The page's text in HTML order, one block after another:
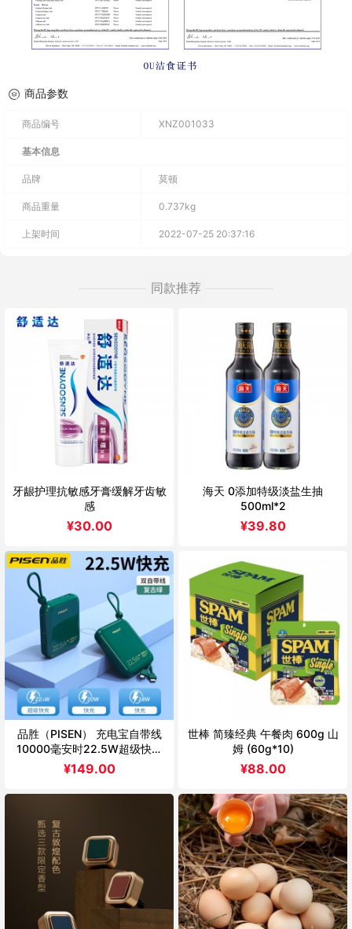
商品参数
商品编号 XNZ001033
基本信息
品牌 莫顿
商品重量 0.737kg
上架时间 2022-07-25 20:37:16
同款推荐
牙龈护理抗敏感牙膏缓解牙齿敏
感
¥30.00
海天 0添加特级淡盐生抽
500ml*2
¥39.80
品胜（PISEN） 充电宝自带线
10000毫安时22.5W超级快充
超薄小巧便携移动电源适用华为
苹果小米自带双线快充D156
¥149.00
世棒 简臻经典 午餐肉 600g 山
姆 (60g*10)
¥88.00